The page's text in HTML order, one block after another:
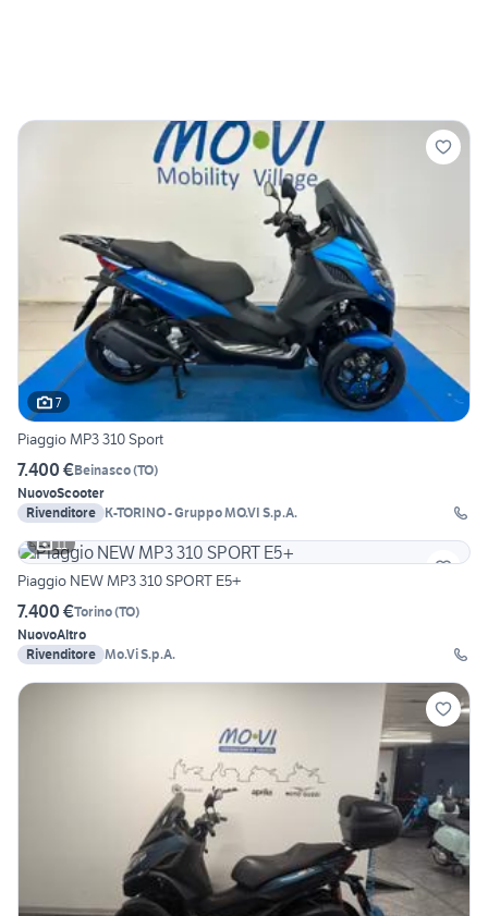
7
Piaggio MP3 310 Sport
7.400 €Beinasco(TO)
NuovoScooter
Rivenditore K-TORINO - Gruppo MO.VI S.p.A.
11
Piaggio NEW MP3 310 SPORT E5+
7.400 €Torino(TO)
NuovoAltro
Rivenditore Mo.Vi S.p.A.